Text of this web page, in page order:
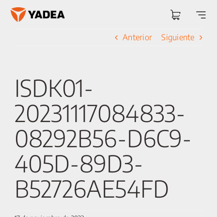
Saltar
Anterior Siguiente
ISDK01-
20231117084833-
08292B56-D6C9-
405D-89D3-
B52726AE54FD